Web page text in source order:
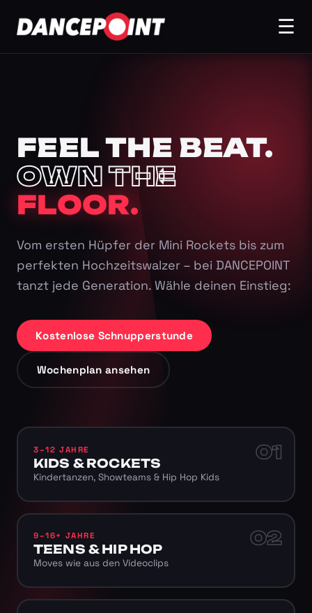
☰
FEEL THE BEAT.
OWN THE
FLOOR.
Vom ersten Hüpfer der Mini Rockets bis zum
perfekten Hochzeitswalzer – bei DANCEPOINT
tanzt jede Generation. Wähle deinen Einstieg:
Kostenlose Schnupperstunde
Wochenplan ansehen
01
3–12 JAHRE
KIDS & ROCKETS
Kindertanzen, Showteams & Hip Hop Kids
02
9–16+ JAHRE
TEENS & HIP HOP
Moves wie aus den Videoclips